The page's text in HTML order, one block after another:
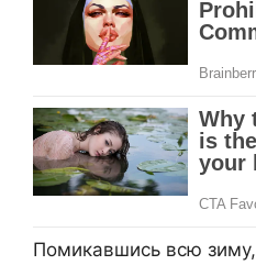
Помикавшись всю зиму,